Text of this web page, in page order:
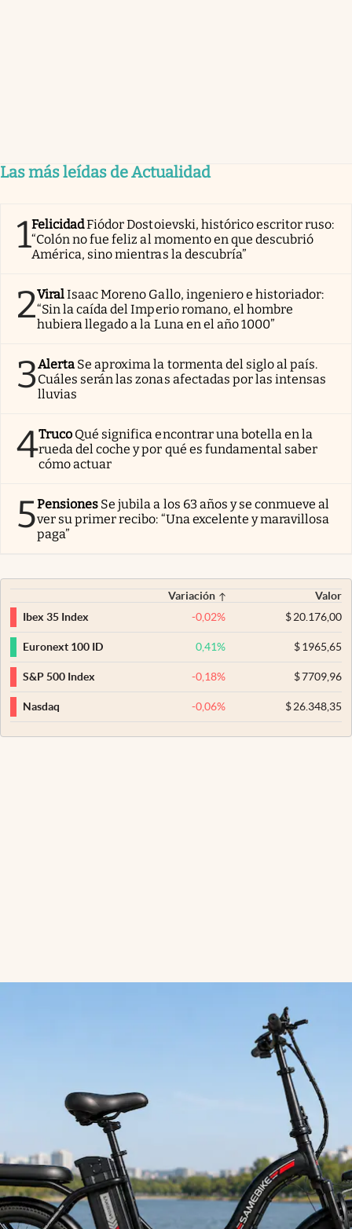
Las más leídas de Actualidad
1FelicidadFiódor Dostoievski, histórico escritor ruso:
“Colón no fue feliz al momento en que descubrió
América, sino mientras la descubría”
2ViralIsaac Moreno Gallo, ingeniero e historiador:
“Sin la caída del Imperio romano, el hombre
hubiera llegado a la Luna en el año 1000”
3Alerta Se aproxima la tormenta del siglo al país.
Cuáles serán las zonas afectadas por las intensas
lluvias
4Truco Qué significa encontrar una botella en la
rueda del coche y por qué es fundamental saber
cómo actuar
5Pensiones Se jubila a los 63 años y se conmueve al
ver su primer recibo: “Una excelente y maravillosa
paga”
Variación
Valor
Ibex 35 Index
-0,02% $20.176,00
Euronext 100 ID 0,41% $1965,65
S&P 500 Index -0,18% $7709,96
Nasdaq -0,06% $26.348,35